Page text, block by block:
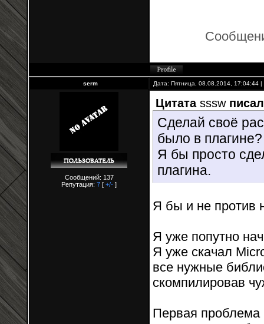
serm Дата: Пятница, 08.08.2014, 17:04:44
Сообщений: 137
Репутация: 7 [ +/- ]
Цитата sssw
Сделай своё
было в плагине?
Я бы просто
плагина.
Я бы и не против
Я уже попутно
Я уже скачал
все нужные
скомпилировав
Первая